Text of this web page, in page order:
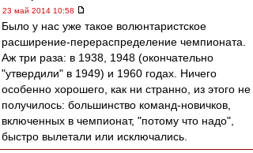
23 май 2014 10:58
Было у нас уже такое волюнтаристское
расширение-перераспределение чемпионата.
Аж три раза: в 1938, 1948 (окончательно
"утвердили" в 1949) и 1960 годах. Ничего
особенно хорошего, как ни странно, из этого не
получилось: большинство команд-новичков,
включенных в чемпионат, "потому что надо",
быстро вылетали или исключались.